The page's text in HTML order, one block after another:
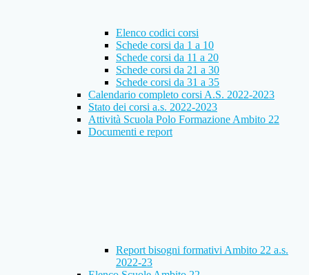
Elenco codici corsi
Schede corsi da 1 a 10
Schede corsi da 11 a 20
Schede corsi da 21 a 30
Schede corsi da 31 a 35
Calendario completo corsi A.S. 2022-2023
Stato dei corsi a.s. 2022-2023
Attività Scuola Polo Formazione Ambito 22
Documenti e report
Report bisogni formativi Ambito 22 a.s.
2022-23